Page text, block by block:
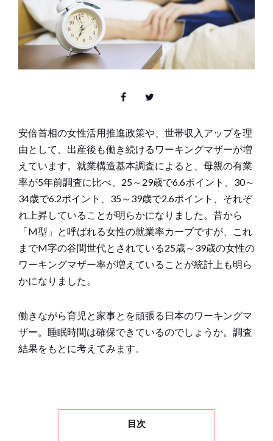
安倍首相の女性活用推進政策や、世帯収入アップを理
由として、出産後も働き続けるワーキングマザーが増
えています。就業構造基本調査によると、母親の有業
率が5年前調査に比べ、25～29歳で6.6ポイント、30～
34歳で6.2ポイント、35～39歳で2.6ポイント、それぞ
れ上昇していることが明らかになりました。昔から
「M型」と呼ばれる女性の就業率カーブですが、これ
までM字の谷間世代とされている25歳～39歳の女性の
ワーキングマザー率が増えていることが統計上も明ら
かになりました。
働きながら育児と家事とを頑張る日本のワーキングマ
ザー。睡眠時間は確保できているのでしょうか。調査
結果をもとに考えてみます。
目次